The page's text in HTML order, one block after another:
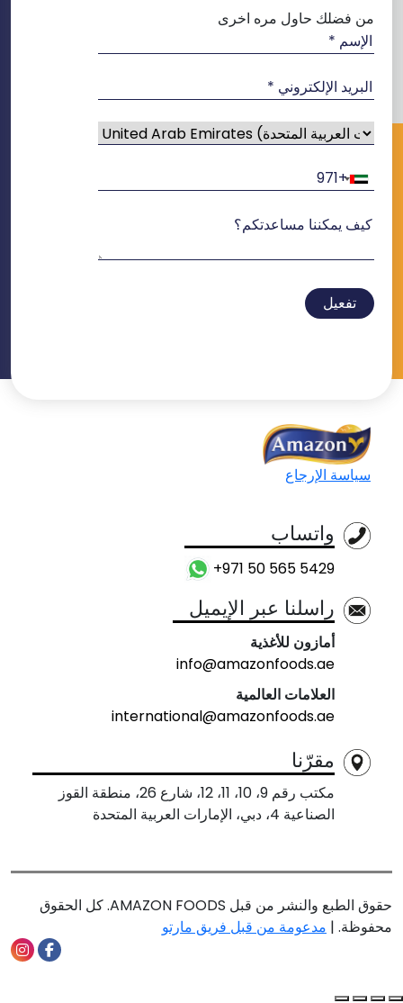
من فضلك حاول مره اخرى
تفعيل
سياسة الإرجاع
واتساب
+971 50 565 5429
راسلنا عبر الإيميل
أمازون للأغذية
info@amazonfoods.ae
العلامات العالمية
international@amazonfoods.ae
مقرّنا
مكتب رقم 9، 10، 11، 12، شارع 26، منطقة القوز
الصناعية 4، دبي، الإمارات العربية المتحدة
حقوق الطبع والنشر من قبل AMAZON FOODS. كل الحقوق
محفوظة. | مدعومة من قبل فريق مارتو